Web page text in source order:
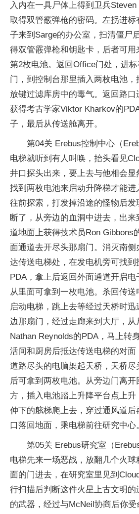
入内在一具尸体上得到卫兵
取得双管霰弹枪的密码。左拐进
子来到Sarge的办公室，扫清僵尸
得双管霰弹枪和钥匙卡，后者可
第2枚电池。返回Office门处，进
门，到控制台那里插入两枚电池
放键过滤库房中的毒气。返回路口
获得考古学家Viktor Kharkov的
子，最后从传送舱离开。
第04关 Erebus控制中心（
电梯就听到有人叫唤，抬头看见
井口探头出来，要上去与他相会显
找到两枚电池来启动升降梯才能进
往前探索，打发掉沿途的怪物后发
断了，从旁边的血洞中进去，出
道地面上获得技术员Ron Gibbons
面通道去开尽头那扇门。消灭南
达传送电梯处，在发电机旁可找到
PDA，拿上后返回外面通道开启电
从里面可拿到一枚电池。杀回传
启动电梯，跳上去等经过天桥时
边那扇门，经过走廊来到大厅，从
Nathan Reynolds的PDA，马上转
活间和厨房后抵达传送电梯的对
道路尽头的电脑架起天桥，天桥
后可拿到两枚电池。从旁边门离
方，插入电池踏上升降平台点上升
伸下的舷梯爬上去，穿过通风道
口落回地面，乘电梯前往研究中心
第05关 Erebus研究室（
电梯先来一场恶战，放翻几个火
面的门进去，在研究室里见到
行扫描后判断这件火星上古文明的
的武器，经过与McNeil协商后你